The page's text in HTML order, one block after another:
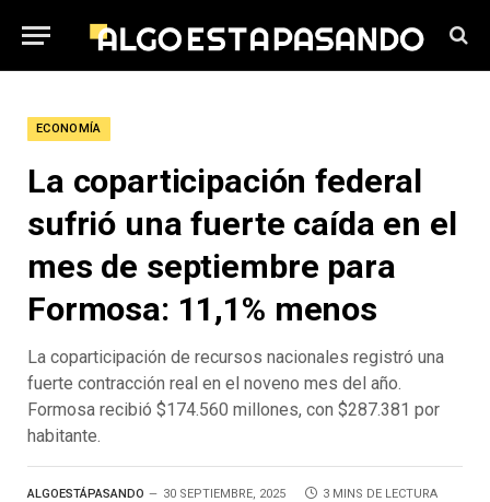
ECONOMÍA
La coparticipación federal
sufrió una fuerte caída en el
mes de septiembre para
Formosa: 11,1% menos
La coparticipación de recursos nacionales registró una
fuerte contracción real en el noveno mes del año.
Formosa recibió $174.560 millones, con $287.381 por
habitante.
ALGOESTÁPASANDO 30 SEPTIEMBRE, 2025 3 MINS DE LECTURA